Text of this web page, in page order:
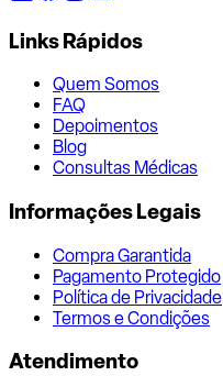
Links Rápidos
Quem Somos
FAQ
Depoimentos
Blog
Consultas Médicas
Informações Legais
Compra Garantida
Pagamento Protegido
Política de Privacidade
Termos e Condições
Atendimento